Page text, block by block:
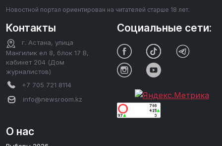
Новостной портал ориентирован на читателей старше 18 лет.
Контакты
г. Астана, улица
Мангилик ел 8, блок 17 В,
кабинет 204 (Дом
журналистов)
+7 705 721 8114
info@newsroom.kz
О нас
Социальные сети: